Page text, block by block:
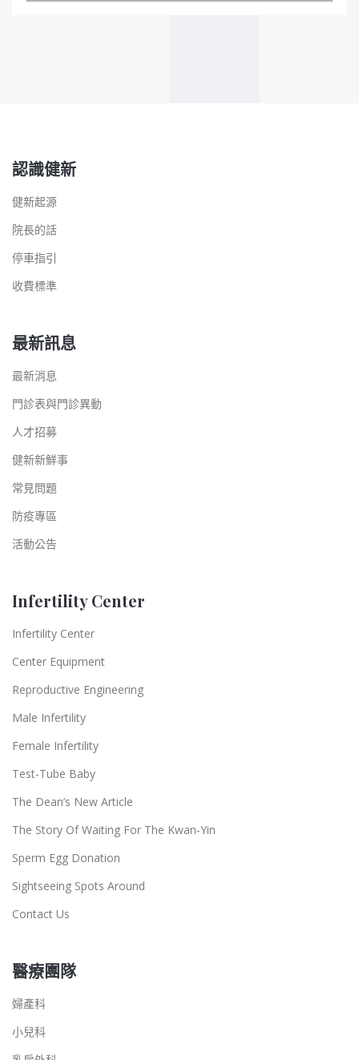
認識健新
健新起源
院長的話
停車指引
收費標準
最新訊息
最新消息
門診表與門診異動
人才招募
健新新鮮事
常見問題
防疫專區
活動公告
Infertility Center
Infertility Center
Center Equipment
Reproductive Engineering
Male Infertility
Female Infertility
Test-Tube Baby
The Dean’s New Article
The Story Of Waiting For The Kwan-Yin
Sperm Egg Donation
Sightseeing Spots Around
Contact Us
醫療團隊
婦產科
小兒科